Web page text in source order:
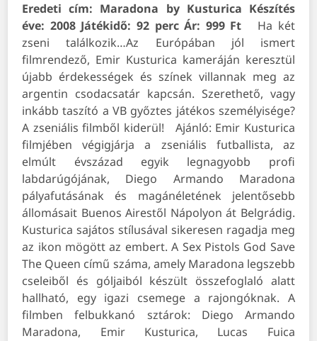
Eredeti cím: Maradona by Kusturica Készítés
éve: 2008 Játékidő: 92 perc Ár: 999 Ft
Ha két
zseni találkozik…Az Európában jól ismert
filmrendező, Emir Kusturica kameráján keresztül
újabb érdekességek és színek villannak meg az
argentin csodacsatár kapcsán. Szerethető, vagy
inkább taszító a VB győztes játékos személyisége?
A zseniális filmből kiderül!
Ajánló: Emir Kusturica
filmjében végigjárja a zseniális futballista, az
elmúlt évszázad egyik legnagyobb profi
labdarúgójának, Diego Armando Maradona
pályafutásának és magánéletének jelentősebb
állomásait Buenos Airestől Nápolyon át Belgrádig.
Kusturica sajátos stílusával sikeresen ragadja meg
az ikon mögött az embert. A Sex Pistols God Save
The Queen című száma, amely Maradona legszebb
cseleiből és góljaiból készült összefoglaló alatt
hallható, egy igazi csemege a rajongóknak. A
filmben felbukkanó sztárok: Diego Armando
Maradona, Emir Kusturica, Lucas Fuica